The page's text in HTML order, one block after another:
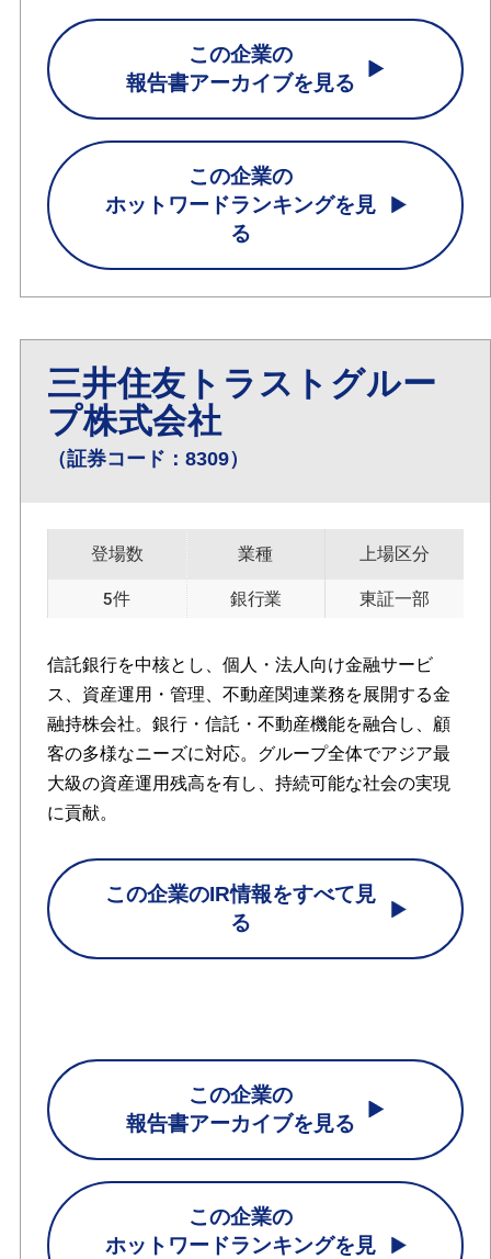
この企業の
報告書アーカイブを見る
この企業の
ホットワードランキングを見
る
三井住友トラストグルー
プ株式会社
（証券コード：8309）
登場数
5件
業種
銀行業
上場区分
東証一部
信託銀行を中核とし、個人・法人向け金融サービ
ス、資産運用・管理、不動産関連業務を展開する金
融持株会社。銀行・信託・不動産機能を融合し、顧
客の多様なニーズに対応。グループ全体でアジア最
大級の資産運用残高を有し、持続可能な社会の実現
に貢献。
この企業のIR情報をすべて見
る
この企業の
報告書アーカイブを見る
この企業の
ホットワードランキングを見